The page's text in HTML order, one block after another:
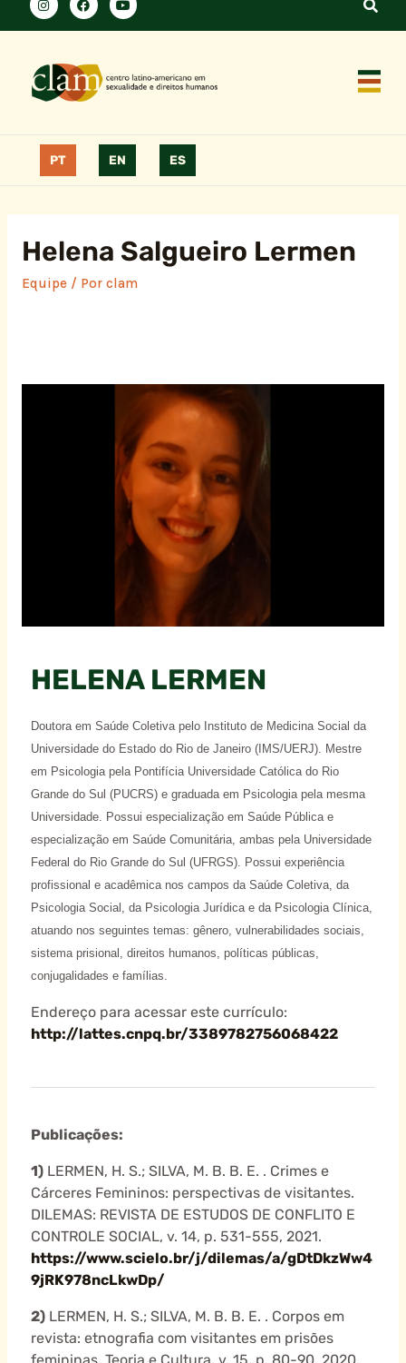
PT EN ES
Helena Salgueiro Lermen
Equipe/ Por clam
HELENA LERMEN
Doutora em Saúde Coletiva pelo Instituto de Medicina Social da
Universidade do Estado do Rio de Janeiro (IMS/UERJ). Mestre
em Psicologia pela Pontifícia Universidade Católica do Rio
Grande do Sul (PUCRS) e graduada em Psicologia pela mesma
Universidade. Possui especialização em Saúde Pública e
especialização em Saúde Comunitária, ambas pela Universidade
Federal do Rio Grande do Sul (UFRGS). Possui experiência
profissional e acadêmica nos campos da Saúde Coletiva, da
Psicologia Social, da Psicologia Jurídica e da Psicologia Clínica,
atuando nos seguintes temas: gênero, vulnerabilidades sociais,
sistema prisional, direitos humanos, políticas públicas,
conjugalidades e famílias.
Endereço para acessar este currículo:
http://lattes.cnpq.br/3389782756068422
Publicações:
1)LERMEN, H. S.; SILVA, M. B. B. E. . Crimes e
Cárceres Femininos: perspectivas de visitantes.
DILEMAS: REVISTA DE ESTUDOS DE CONFLITO E
CONTROLE SOCIAL, v. 14, p. 531-555, 2021.
https://www.scielo.br/j/dilemas/a/gDtDkzWw4
9jRK978ncLkwDp/
2)LERMEN, H. S.; SILVA, M. B. B. E. . Corpos em
revista: etnografia com visitantes em prisões